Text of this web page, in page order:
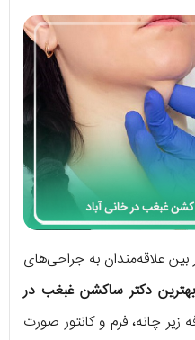
علاقه‌مندان به جراحی‌های
بهترین دکتر ساکشن غبغب در
چانه، فرم و کانتور صورت